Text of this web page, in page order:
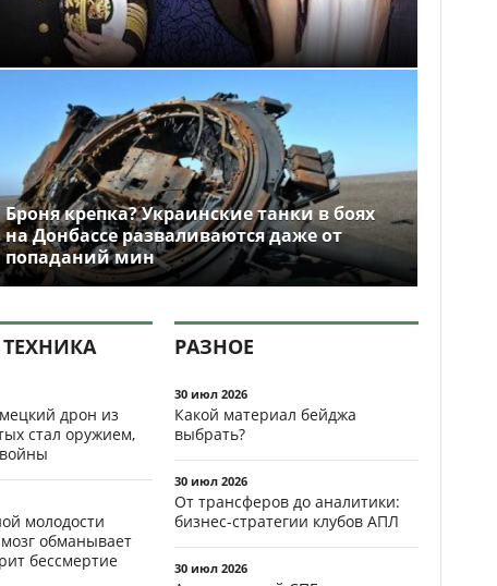
Броня крепка? Украинские танки в боях
на Донбассе разваливаются даже от
попаданий мин
дрон из
стал оружием,
молодости
обманывает
бессмертие
РАЗНОЕ
30 июл 2026
Какой материал бейджа
выбрать?
30 июл 2026
От трансферов до аналитики:
бизнес-стратегии клубов АПЛ
30 июл 2026